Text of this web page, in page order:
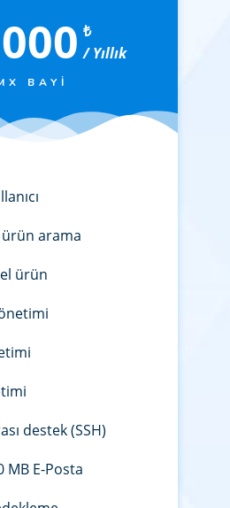
₺
/ Yıllık
BAYI
ürün arama
ürün
destek (SSH)
MB E-Posta